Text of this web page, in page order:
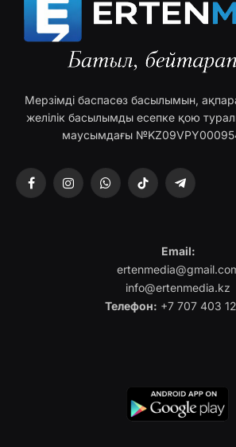
Мерзімді баспасөз басылымын,
желілік басылымды есепке қою
маусымдағы
FacebookInstagramWhatsAppTikTok Telegram
Email:
info@ertenmedia.kz
Телефон: +7 707 403